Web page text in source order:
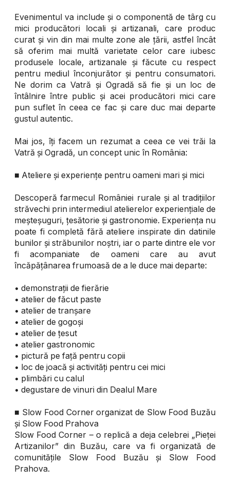
Evenimentul va include și o componentă de târg cu
mici producători locali și artizanali, care produc
curat și vin din mai multe zone ale țării, astfel încât
să oferim mai multă varietate celor care iubesc
produsele locale, artizanale și făcute cu respect
pentru mediul înconjurător și pentru consumatori.
Ne dorim ca Vatră și Ogradă să fie și un loc de
întâlnire între public și acei producători mici care
pun suflet în ceea ce fac și care duc mai departe
gustul autentic.
Mai jos, îți facem un rezumat a ceea ce vei trăi la
Vatră și Ogradă, un concept unic în România:
■ Ateliere și experiențe pentru oameni mari și mici
Descoperă farmecul României rurale și al tradițiilor
străvechi prin intermediul atelierelor experiențiale de
meșteșuguri, țesătorie și gastronomie. Experiența nu
poate fi completă fără ateliere inspirate din datinile
bunilor și străbunilor noștri, iar o parte dintre ele vor
fi acompaniate de oameni care au avut
încăpățânarea frumoasă de a le duce mai departe:
• demonstrații de fierărie
• atelier de făcut paste
• atelier de tranșare
• atelier de gogoși
• atelier de țesut
• atelier gastronomic
• pictură pe față pentru copii
• loc de joacă și activități pentru cei mici
• plimbări cu calul
• degustare de vinuri din Dealul Mare
■ Slow Food Corner organizat de Slow Food Buzău
și Slow Food Prahova
Slow Food Corner – o replică a deja celebrei „Pieței
Artizanilor” din Buzău, care va fi organizată de
comunitățile Slow Food Buzău și Slow Food
Prahova.